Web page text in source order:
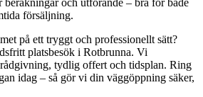
beräkningar och utförande – bra för både
försäljning.
på ett tryggt och professionellt sätt?
platsbesök i Rotbrunna. Vi
tydlig offert och tidsplan. Ring
idag – så gör vi din väggöppning säker,